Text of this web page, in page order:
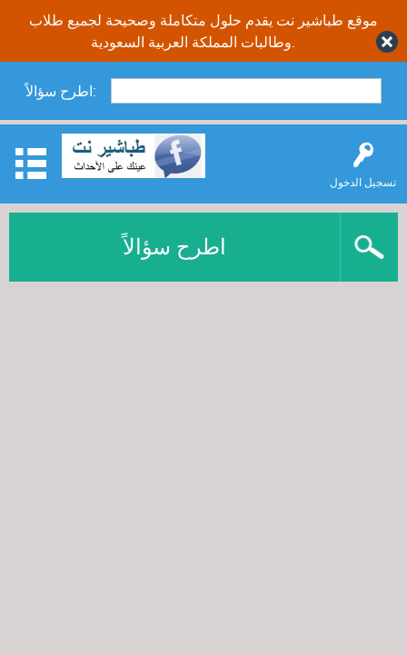
موقع طباشير نت يقدم حلول متكاملة وصحيحة لجميع طلاب
اطرح سؤالاً:
تسجيل الدخول
اطرح سؤالاً